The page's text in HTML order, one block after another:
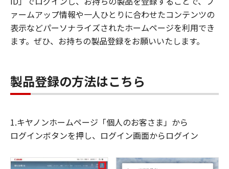
ァームアップ情報や一人ひとりに合わせたコンテンツの
表示などパーソナライズされたホームページを利用でき
ます。ぜひ、お持ちの製品登録をお願いいたします。
製品登録の方法はこちら
1.キヤノンホームページ「個人のお客さま」から
ログインボタンを押し、ログイン画面からログイン